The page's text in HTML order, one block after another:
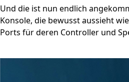
Und die ist nun endlich
Konsole, die bewusst aussieht
Ports für deren Controller und